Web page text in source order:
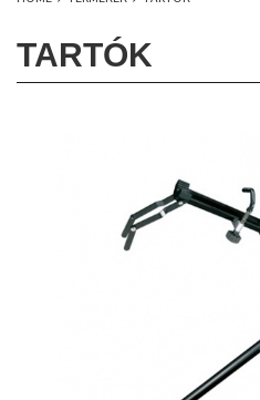
TARTÓK